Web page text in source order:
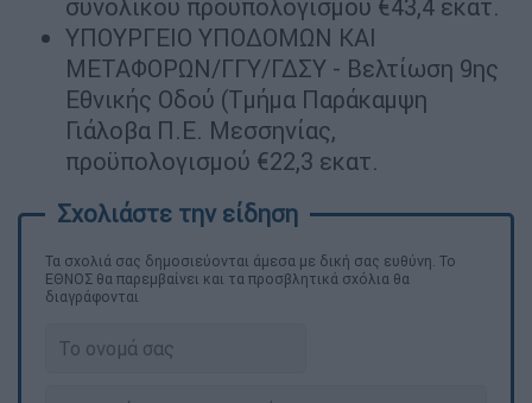
συνολικού προϋπολογισμού €43,4 εκατ.
ΥΠΟΥΡΓΕΙΟ ΥΠΟΔΟΜΩΝ ΚΑΙ
ΜΕΤΑΦΟΡΩΝ/ΓΓΥ/ΓΔΣΥ - Βελτίωση 9ης
Εθνικής Οδού (Τμήμα Παράκαμψη
Γιάλοβα Π.Ε. Μεσσηνίας,
προϋπολογισμού €22,3 εκατ.
Τα σχολιά σας δημοσιεύονται άμεσα με δική σας ευθύνη. Το
ΕΘΝΟΣ θα παρεμβαίνει και τα προσβλητικά σχόλια θα
διαγράφονται